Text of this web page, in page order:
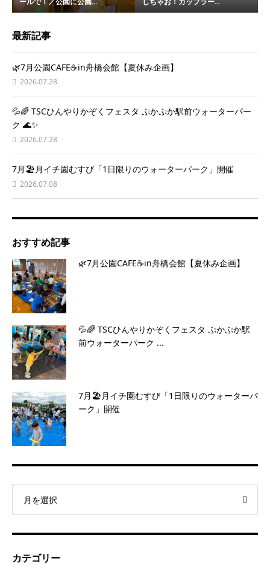
最新記事
🌿7月公園CAFE☕️in舟橋会館【夏休み企画】
2026.07.28
💦🌈 TSCひんやりかぞくフェスタ ぷかぷか駅前ウォーターパー
ク 🌊✨
2026.07.28
7月🏖️月イチ園むすび「1日限りのウォーターパーク」開催
2026.07.08
おすすめ記事
🌿7月公園CAFE☕️in舟橋会館【夏休み企画】
💦🌈 TSCひんやりかぞくフェスタ ぷかぷか駅
前ウォーターパーク ...
7月🏖️月イチ園むすび「1日限りのウォーターパ
ーク」開催
月を選択
カテゴリー